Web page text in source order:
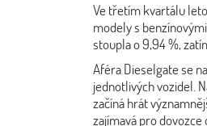
Ve třetím kvartálu
modely s
stoupla o 9,94 %,
Aféra Dieselgate se
jednotlivých vozidel.
začíná hrát
zajímavá pro